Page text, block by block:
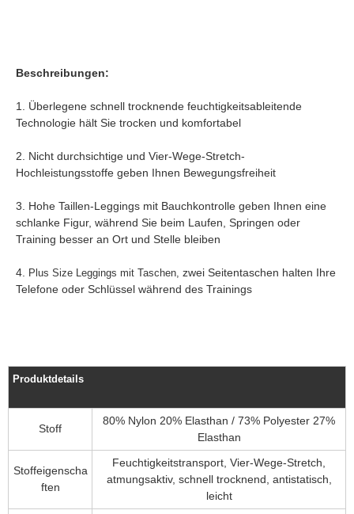
Beschreibungen:
1. Überlegene schnell trocknende feuchtigkeitsableitende
Technologie hält Sie trocken und komfortabel
2. Nicht durchsichtige und Vier-Wege-Stretch-
Hochleistungsstoffe geben Ihnen Bewegungsfreiheit
3. Hohe Taillen-Leggings mit Bauchkontrolle geben Ihnen eine
schlanke Figur, während Sie beim Laufen, Springen oder
Training besser an Ort und Stelle bleiben
4. Plus Size Leggings mit Taschen, zwei Seitentaschen halten Ihre
Telefone oder Schlüssel während des Trainings
Produktdetails
Stoff
80% Nylon 20% Elasthan / 73% Polyester 27%
Elasthan
Stoffeigenscha
ften
Feuchtigkeitstransport, Vier-Wege-Stretch,
atmungsaktiv, schnell trocknend, antistatisch,
leicht